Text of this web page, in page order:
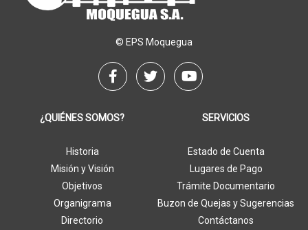
© EPS Moquegua
¿QUIÉNES SOMOS?
Historia
Misión y Visión
Objetivos
Organigrama
Directorio
SERVICIOS
Estado de Cuenta
Lugares de Pago
Trámite Documentario
Buzon de Quejas y Sugerencias
Contáctanos